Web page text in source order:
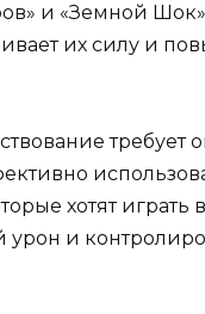
и «Земной
их силу и
требует
хотят
и